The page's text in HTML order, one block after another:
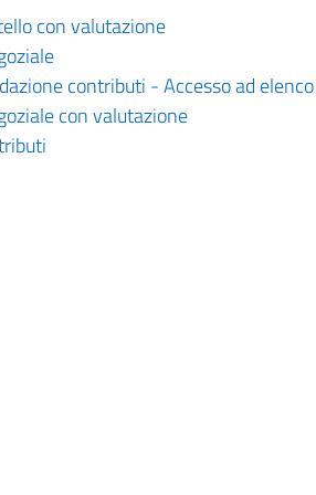
con valutazione
contributi - Accesso ad elenco
con valutazione